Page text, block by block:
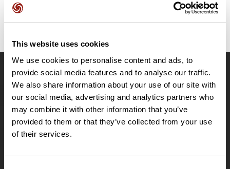
This website uses cookies
We use cookies to personalise content and ads, to
provide social media features and to analyse our traffic.
We also share information about your use of our site with
our social media, advertising and analytics partners who
may combine it with other information that you’ve
provided to them or that they’ve collected from your use
of their services.
OpenRunner
Team
Lavora con noi
Riguardo a
Contatti